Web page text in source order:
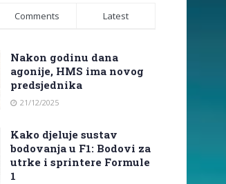
Comments Latest
Nakon godinu dana
agonije, HMS ima novog
predsjednika
21/12/2025
Kako djeluje sustav
bodovanja u F1: Bodovi za
utrke i sprintere Formule
1